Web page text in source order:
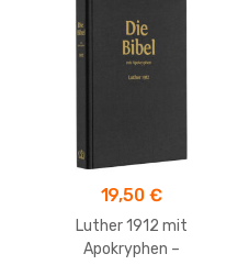
19,50 €
Luther 1912 mit
Apokryphen –